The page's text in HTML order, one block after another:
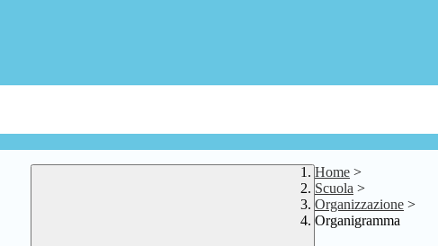
Home >
Scuola >
Organizzazione >
Organigramma